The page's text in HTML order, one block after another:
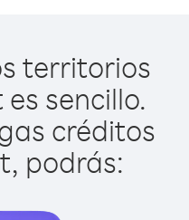
territorios
sencillo.
créditos
podrás: